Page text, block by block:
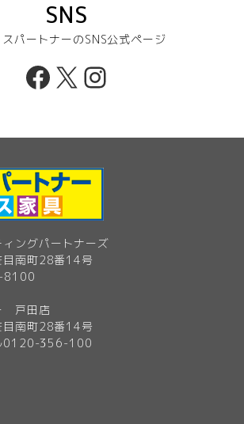
SNS
パートナーのSNS公式ページ
Facebook
X Instagram
ングパートナーズ
南町28番14号
戸田店
南町28番14号
356-100